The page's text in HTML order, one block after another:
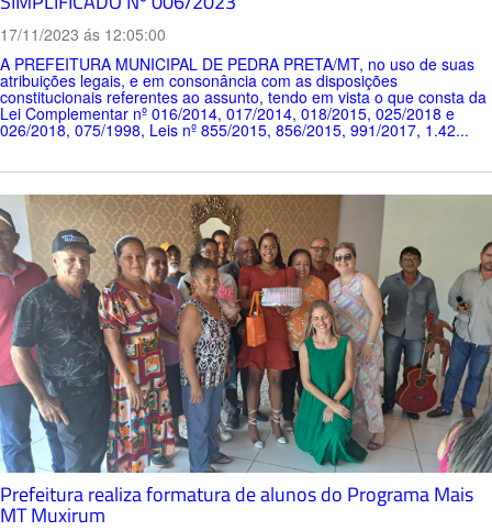
17/11/2023 ás 12:05:00
A PREFEITURA MUNICIPAL DE PEDRA PRETA/MT, no uso de suas
atribuições legais, e em consonância com as disposições
constitucionais referentes ao assunto, tendo em vista o que consta da
Lei Complementar nº 016/2014, 017/2014, 018/2015, 025/2018 e
026/2018, 075/1998, Leis nº 855/2015, 856/2015, 991/2017, 1.42...
Prefeitura realiza formatura de alunos do Programa Mais
MT Muxirum